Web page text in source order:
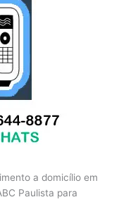
a domicílio em
Paulista para